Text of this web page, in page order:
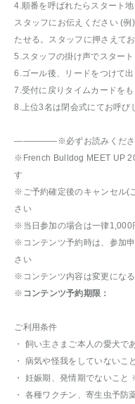
4.順番を呼ばれたらスタート
スタッフにお伝えください (
たせる。スタッフに押さえて
5.スタッフの掛け声でスター
6.ゴール後、リードをつけて
7.受付に戻りタイムカードを
8.上位3名は閉会式にてお呼び
—————※必ずお読みくださ
※French Bulldog MEET UP
す
※ご予約確定後のキャンセル(
さい
※当日参加の場合は一律1,000
※コンテンツ予約時は、参加
さい
※コンテンツ内容は変更にな
※ コンテンツ予約期限：
ご利用条件
・ 飼い主さまご本人の愛犬で
・ 病気や怪我をしていないこと
・ 妊娠期、発情期でないこ
・ 各種ワクチン、寄生虫予防